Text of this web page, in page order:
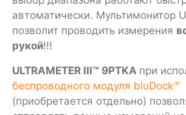
автоматически. Мультимонитор
позволит проводить измерения
рукой!!!
ULTRAMETER III™ 9PTKA при
беспроводного модуля bluDock™
(приобретается отдельно)